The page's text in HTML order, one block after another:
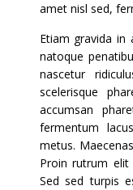
amet nisl sed,
Etiam gravida in
natoque
nascetur
scelerisque
accumsan
fermentum
metus.
Proin rutrum
Sed sed turpis